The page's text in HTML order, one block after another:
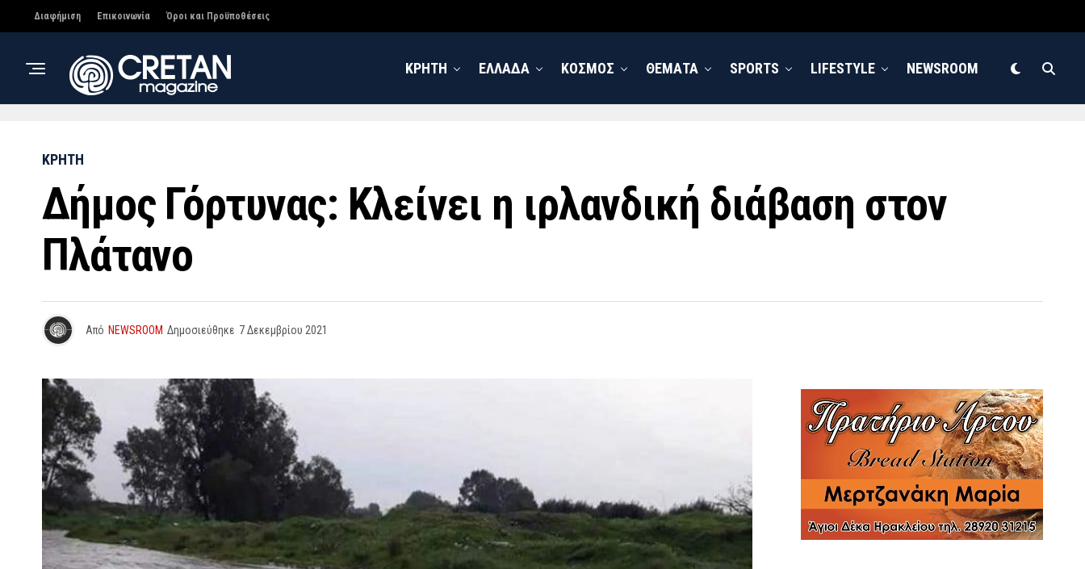
Διαφήμιση Επικοινωνία Όροι και Προϋποθέσεις
ΚΡΗΤΗ ΕΛΛΑΔΑ ΚΟΣΜΟΣ ΘΕΜΑΤΑ SPORTS LIFESTYLE NEWSROOM
ΚΡΗΤΗ
Δήμος Γόρτυνας: Κλείνει η ιρλανδική διάβαση στον
Πλάτανο
Από NEWSROOM Δημοσιεύθηκε 7 Δεκεμβρίου 2021